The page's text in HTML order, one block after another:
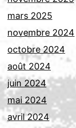
mars 2025
novembre 2024
octobre 2024
août 2024
juin 2024
mai 2024
avril 2024